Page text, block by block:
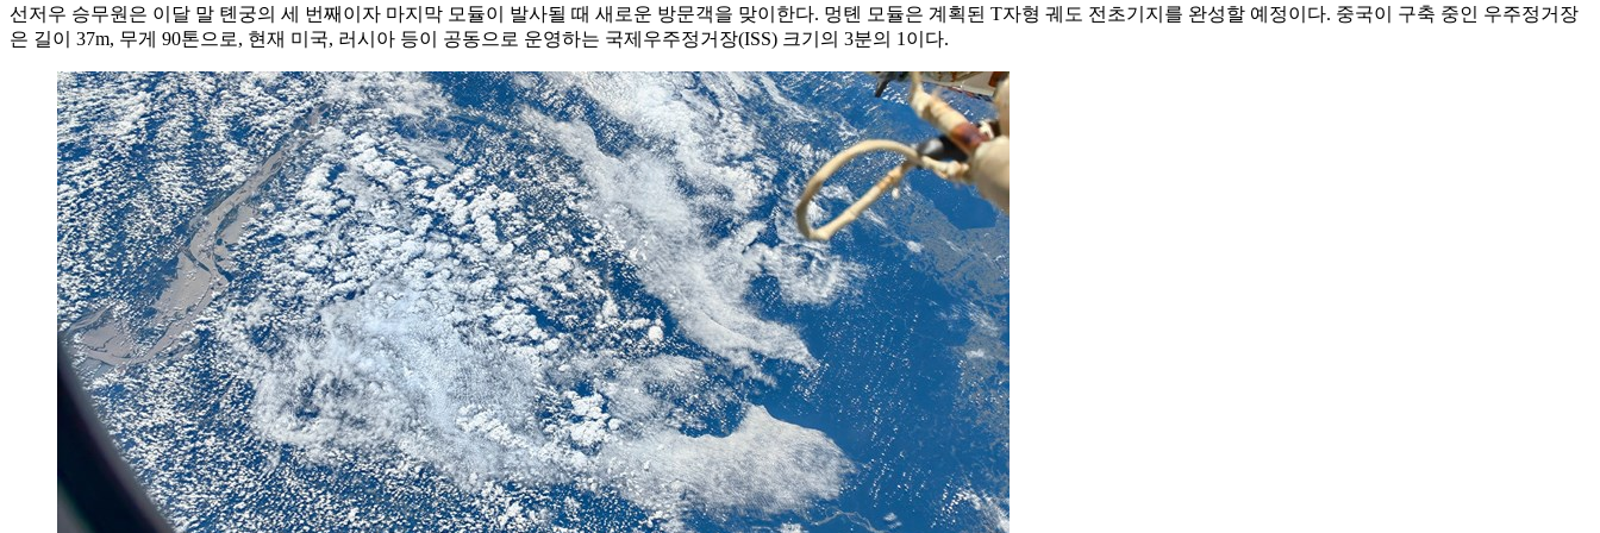
선저우 승무원은 이달 말 톈궁의 세 번째이자 마지막 모듈이 발사될 때 새로운 방문객을 맞이한다. 멍톈 모듈은 계획된 T자형 궤도 전초기지를 완성할 예정이다. 중국이 구축 중인 우주정거장
은 길이 37m, 무게 90톤으로, 현재 미국, 러시아 등이 공동으로 운영하는 국제우주정거장(ISS) 크기의 3분의 1이다.